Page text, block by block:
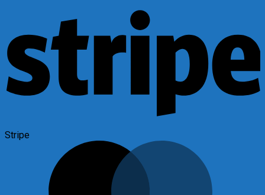
Stripe